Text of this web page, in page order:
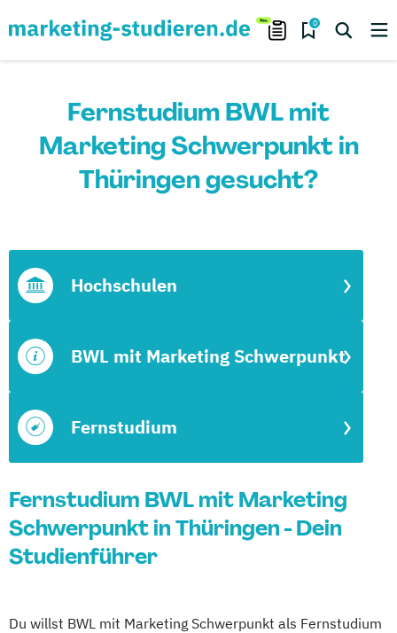
0
Fernstudium BWL mit
Marketing Schwerpunkt in
Thüringen gesucht?
Fernstudium
BWL mit Marketing Schwerpunkt
Hochschulen
Fernstudium BWL mit Marketing
Schwerpunkt in Thüringen - Dein
Studienführer
Du willst BWL mit Marketing Schwerpunkt als Fernstudium